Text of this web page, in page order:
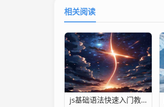
相关阅读
js基础语法快速入门教程